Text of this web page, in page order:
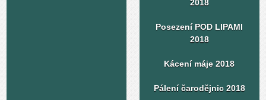
2018
Posezení POD LIPAMI
2018
Kácení máje 2018
Pálení čarodějnic 2018